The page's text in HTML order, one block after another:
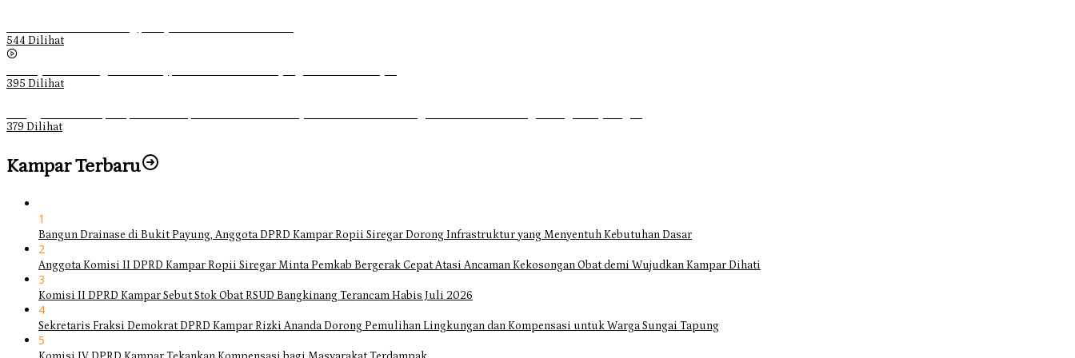
544 Dilihat
395 Dilihat
379 Dilihat
Kampar Terbaru
1
Bangun Drainase di Bukit Payung, Anggota DPRD Kampar Ropii Siregar Dorong Infrastruktur yang Menyentuh Kebutuhan Dasar
2
Anggota Komisi II DPRD Kampar Ropii Siregar Minta Pemkab Bergerak Cepat Atasi Ancaman Kekosongan Obat demi Wujudkan Kampar Dihati
3
Komisi II DPRD Kampar Sebut Stok Obat RSUD Bangkinang Terancam Habis Juli 2026
4
Sekretaris Fraksi Demokrat DPRD Kampar Rizki Ananda Dorong Pemulihan Lingkungan dan Kompensasi untuk Warga Sungai Tapung
5